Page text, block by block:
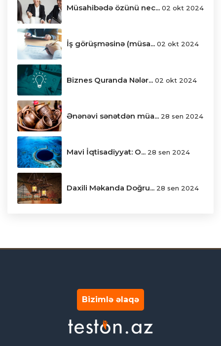
Müsahibədə özünü nec... 02 okt 2024
İş görüşməsinə (müsa... 02 okt 2024
Biznes Quranda Nələr... 02 okt 2024
Ənənəvi sənətdən müa... 28 sen 2024
Mavi İqtisadiyyat: O... 28 sen 2024
Daxili Məkanda Doğru... 28 sen 2024
Bizimlə əlaqə